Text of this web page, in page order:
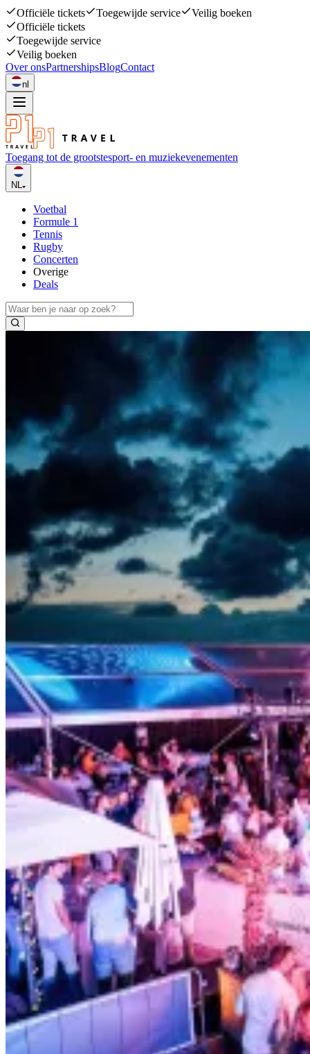
Officiële tickets Toegewijde service
Veilig boeken
Officiële tickets
Toegewijde service
Veilig boeken
Over onsPartnershipsBlogContact
nl
Toegang tot de grootstesport- en muziekevenementen
NL
Voetbal
Formule 1
Tennis
Rugby
Concerten
Overige
Deals